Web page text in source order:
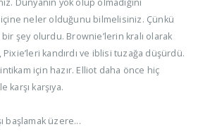
Dünyanın yok olup olmadığını
neler olduğunu bilmelisiniz. Çünkü
şey olurdu. Brownie’lerin kralı olarak
Pixie’leri kandırdı ve iblisi tuzağa düşürdü.
için hazır. Elliot daha önce hiç
karşı karşıya.
başlamak üzere...